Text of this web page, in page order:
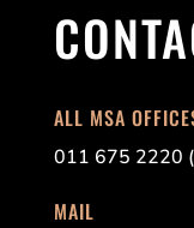
ALL MSA
011 675 2220
MAIL